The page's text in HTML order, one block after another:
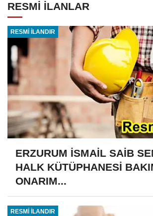
RESMİ İLANLAR
RESMİ İLANDIR
ERZURUM İSMAİL SAİB
HALK KÜTÜPHANESİ
ONARIM...
RESMİ İLANDIR